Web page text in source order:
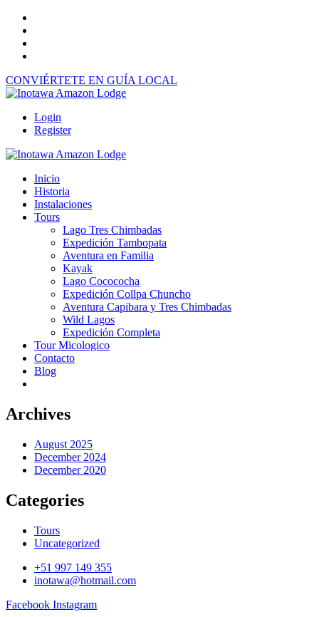
CONVIÉRTETE EN GUÍA LOCAL
Login
Register
Inicio
Historia
Instalaciones
Tours
Lago Tres Chimbadas
Expedición Tambopata
Aventura en Familia
Kayak
Lago Cocococha
Expedición Collpa Chuncho
Aventura Capibara y Tres Chimbadas
Wild Lagos
Expedición Completa
Tour Micologico
Contacto
Blog
Archives
August 2025
December 2024
December 2020
Categories
Tours
Uncategorized
+51 997 149 355
inotawa@hotmail.com
Facebook Instagram